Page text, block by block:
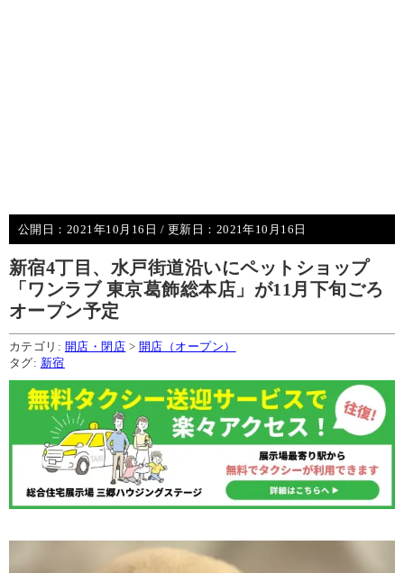
公開日： 2021年10月16日 / 更新日： 2021年10月16日
新宿4丁目、水戸街道沿いにペットショップ
「ワンラブ 東京葛飾総本店」が11月下旬ごろ
オープン予定
カテゴリ: 開店・閉店 > 開店（オープン）
タグ: 新宿